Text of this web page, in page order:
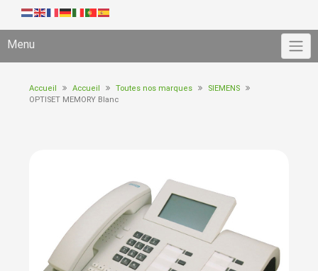
Menu
Accueil Accueil Toutes nos marques
SIEMENS
OPTISET MEMORY Blanc